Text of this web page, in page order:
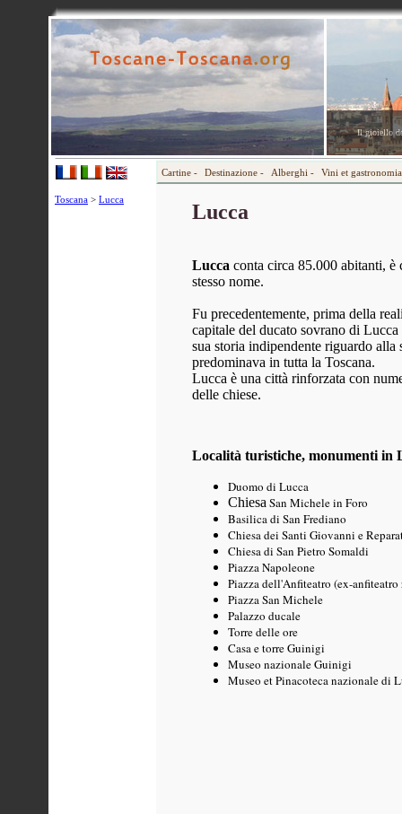
Il gioiello
Toscana > Lucca
Cartine - Destinazione - Alberghi - Vini et
Lucca
Lucca conta circa 85.000 abitanti,
stesso nome.
Fu precedentemente, prima della
capitale del ducato sovrano di
sua storia indipendente riguardo alla
predominava in tutta la Toscana.
Lucca è una città rinforzata con
delle chiese.
Località turistiche, monumenti in
Duomo di Lucca
Chiesa San Michele in Foro
Basilica di San Frediano
Chiesadei Santi Giovanni e
Chiesa di San Pietro Somaldi
Piazza Napoleone
Piazza dell'Anfiteatro (ex-anfiteatro
Piazza San Michele
Palazzo ducale
Torre delle ore
Casa e torre Guinigi
Museo nazionale Guinigi
Museo et Pinacoteca nazionale di